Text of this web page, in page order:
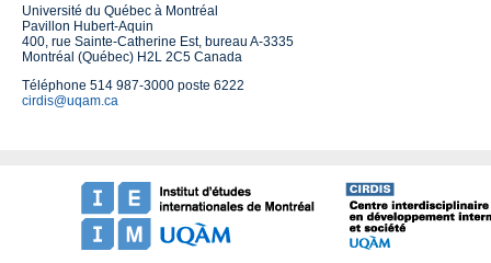
Université du Québec à Montréal
Pavillon Hubert-Aquin
400, rue Sainte-Catherine Est, bureau A-3335
Montréal (Québec) H2L 2C5 Canada
Téléphone 514 987-3000 poste 6222
cirdis@uqam.ca